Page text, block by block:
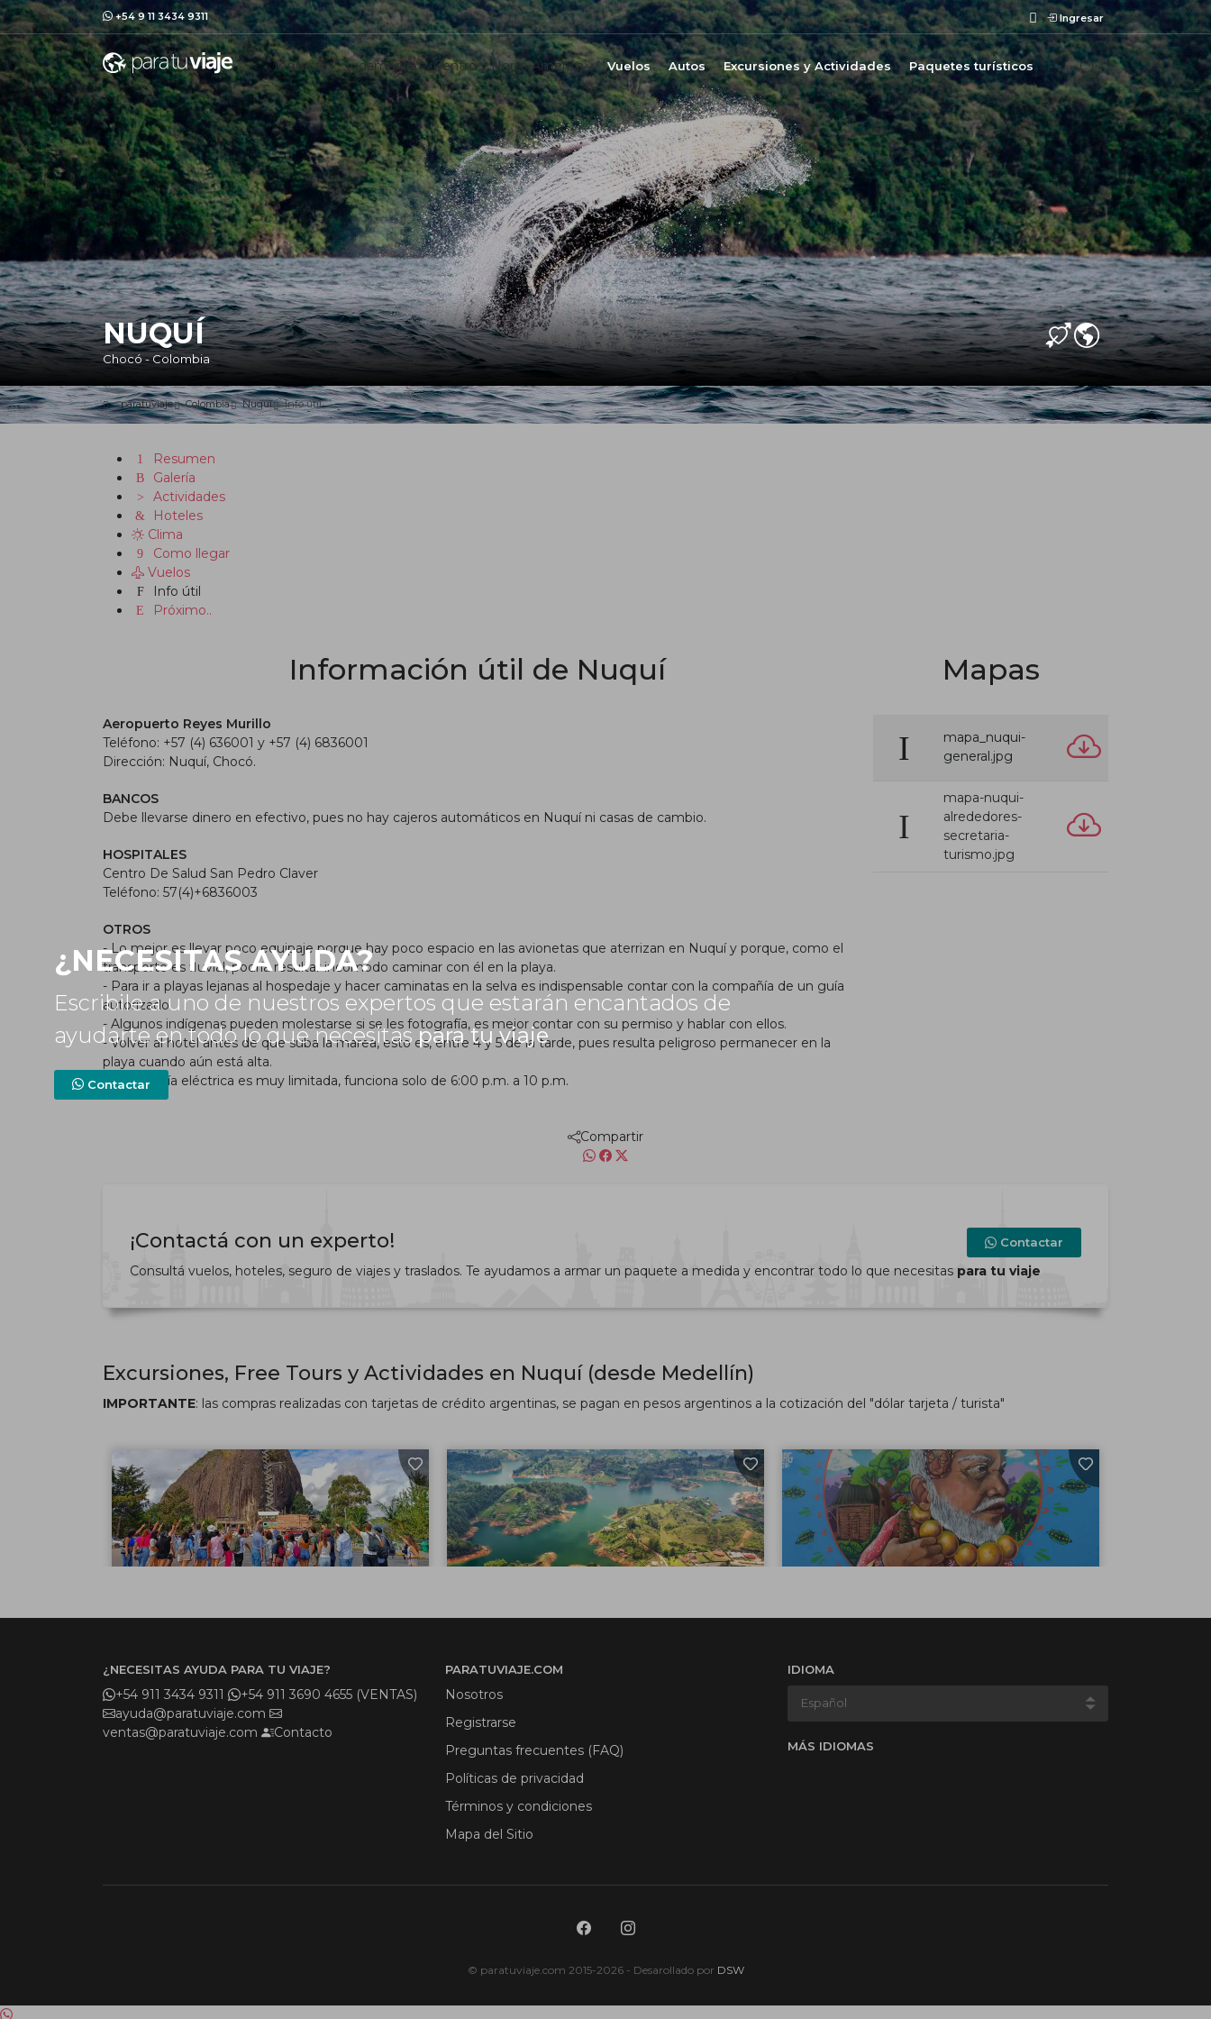
+54 9 11 3434 9311 Ingresar
Ingresar Sudamérica Centro y Norte América Vuelos Autos Excursiones y Actividades Paquetes turísticos
NUQUÍ
Chocó - Colombia
paratuviaje Colombia Nuquí Info útil
Resumen
Galería
Actividades
Hoteles
Clima
Como llegar
Vuelos
Info útil
Próximo..
Información útil de Nuquí
Aeropuerto Reyes Murillo
Teléfono: +57 (4) 636001 y +57 (4) 6836001
Dirección: Nuquí, Chocó.
BANCOS
Debe llevarse dinero en efectivo, pues no hay cajeros automáticos en Nuquí ni casas de cambio.
HOSPITALES
Centro De Salud San Pedro Claver
Teléfono: 57(4)+6836003
OTROS
- Lo mejor es llevar poco equipaje porque hay poco espacio en las avionetas que aterrizan en Nuquí y porque, como el
transporte es fluvial, podría resultar incómodo caminar con él en la playa.
- Para ir a playas lejanas al hospedaje y hacer caminatas en la selva es indispensable contar con la compañía de un guía
autorizado.
- Algunos indígenas pueden molestarse si se les fotografía, es mejor contar con su permiso y hablar con ellos.
- Volver al hotel antes de que suba la marea, esto es, entre 4 y 5 de la tarde, pues resulta peligroso permanecer en la
playa cuando aún está alta.
- La energía eléctrica es muy limitada, funciona solo de 6:00 p.m. a 10 p.m.
Mapas
mapa_nuqui-
general.jpg
mapa-nuqui-
alrededores-
secretaria-
turismo.jpg
Compartir
¡Contactá con un experto!
Consultá vuelos, hoteles, seguro de viajes y traslados. Te ayudamos a armar un paquete a medida y encontrar todo lo que necesitas para tu viaje
Contactar
Excursiones, Free Tours y Actividades en Nuquí (desde Medellín)
IMPORTANTE: las compras realizadas con tarjetas de crédito argentinas, se pagan en pesos argentinos a la cotización del "dólar tarjeta / turista"
¿NECESITAS AYUDA?
Escribile a uno de nuestros expertos que estarán encantados de
ayudarte en todo lo que necesitaspara tu viaje
Contactar
¿NECESITAS AYUDA PARA TU VIAJE?
+54 911 3434 9311
+54 911 3690 4655 (VENTAS)
ayuda@paratuviaje.com
ventas@paratuviaje.com
Contacto
PARATUVIAJE.COM
Nosotros
Registrarse
Preguntas frecuentes (FAQ)
Políticas de privacidad
Términos y condiciones
Mapa del Sitio
IDIOMA
MÁS IDIOMAS
© paratuviaje.com 2015-2026 - Desarollado por DSW